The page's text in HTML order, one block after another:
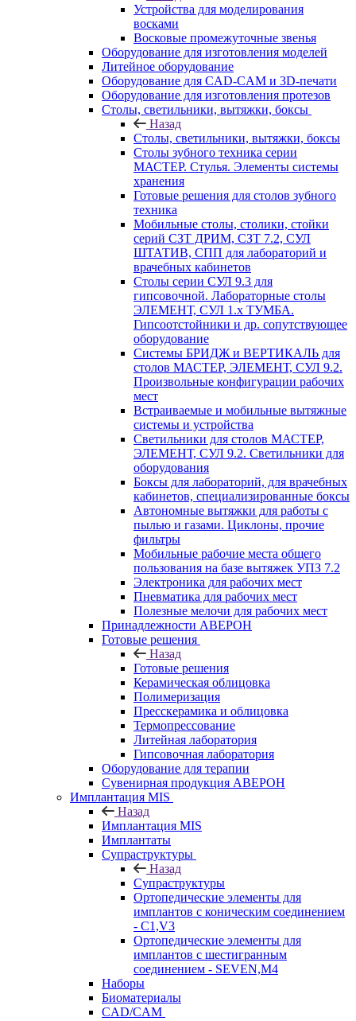
Устройства для моделирования
восками
Восковые промежуточные звенья
Оборудование для изготовления моделей
Литейное оборудование
Оборудование для CAD-CAM и 3D-печати
Оборудование для изготовления протезов
Cтолы, светильники, вытяжки, боксы
Назад
Cтолы, светильники, вытяжки, боксы
Столы зубного техника серии
МАСТЕР. Стулья. Элементы системы
хранения
Готовые решения для столов зубного
техника
Мобильные столы, столики, стойки
серий СЗТ ДРИМ, СЗТ 7.2, СУЛ
ШТАТИВ, СПП для лабораторий и
врачебных кабинетов
Столы серии СУЛ 9.3 для
гипсовочной. Лабораторные столы
ЭЛЕМЕНТ, СУЛ 1.х ТУМБА.
Гипсоотстойники и др. сопутствующее
оборудование
Системы БРИДЖ и ВЕРТИКАЛЬ для
столов МАСТЕР, ЭЛЕМЕНТ, СУЛ 9.2.
Произвольные конфигурации рабочих
мест
Встраиваемые и мобильные вытяжные
системы и устройства
Светильники для столов МАСТЕР,
ЭЛЕМЕНТ, СУЛ 9.2. Светильники для
оборудования
Боксы для лабораторий, для врачебных
кабинетов, специализированные боксы
Автономные вытяжки для работы с
пылью и газами. Циклоны, прочие
фильтры
Мобильные рабочие места общего
пользования на базе вытяжек УПЗ 7.2
Электроника для рабочих мест
Пневматика для рабочих мест
Полезные мелочи для рабочих мест
Принадлежности АВЕРОН
Готовые решения
Назад
Готовые решения
Керамическая облицовка
Полимеризация
Пресскерамика и облицовка
Термопрессование
Литейная лаборатория
Гипсовочная лаборатория
Оборудование для терапии
Сувенирная продукция АВЕРОН
Имплантация MIS
Назад
Имплантация MIS
Имплантаты
Супраструктуры
Назад
Супраструктуры
Ортопедические элементы для
имплантов с коническим соединением
- C1,V3
Ортопедические элементы для
имплантов с шестигранным
соединением - SEVEN,M4
Наборы
Биоматериалы
CAD/CAM